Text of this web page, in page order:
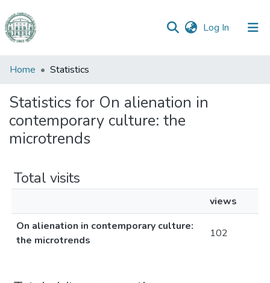
Log In (current)
Communities
Collections
All of DSpace
Home Statistics
Statistics for On alienation in
contemporary culture: the
microtrends
Total visits
views
On alienation in contemporary culture:
the microtrends
102